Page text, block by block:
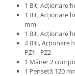
1 Bit, Acţionare
1 Bit, Acţionare
mm
1 Bit, Acţionare
4 Biţi, Acţionare
PZ1 - PZ2
1 Mâner 2
1 Pensetă 120